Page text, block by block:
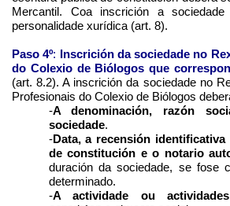
Mercantil. Coa inscrición a sociedade
personalidade xurídica (art. 8).
Paso 4º: Inscrición da sociedade no
do Colexio de Biólogos que
(art. 8.2). A inscrición da sociedade no
Profesionais do Colexio de Biólogos
-A denominación, razón
sociedade.
-Data, a recensión
de constitución e o notario
duración da sociedade, se fose
determinado.
-A actividade ou